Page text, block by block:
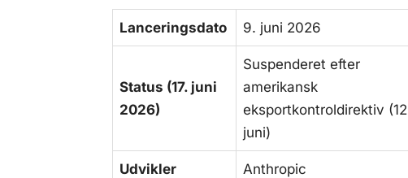
Lanceringsdato 9. juni 2026
Status (17. juni
2026)
Suspenderet efter
amerikansk
eksportkontroldirektiv
juni)
Udvikler Anthropic